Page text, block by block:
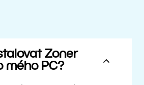
Zoner
mého PC?